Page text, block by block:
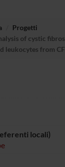
Progetti
of cystic
leukocytes from
locali)